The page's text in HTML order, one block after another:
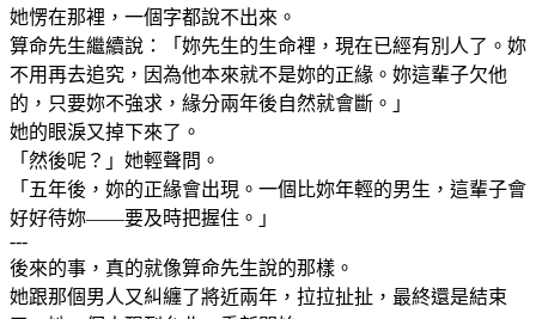
她愣在那裡，一個字都說不出來。
算命先生繼續說：「妳先生的生命裡，現在已經有別人了。妳
不用再去追究，因為他本來就不是妳的正緣。妳這輩子欠他
的，只要妳不強求，緣分兩年後自然就會斷。」
她的眼淚又掉下來了。
「然後呢？」她輕聲問。
「五年後，妳的正緣會出現。一個比妳年輕的男生，這輩子會
好好待妳——要及時把握住。」
---
後來的事，真的就像算命先生說的那樣。
她跟那個男人又糾纏了將近兩年，拉拉扯扯，最終還是結束